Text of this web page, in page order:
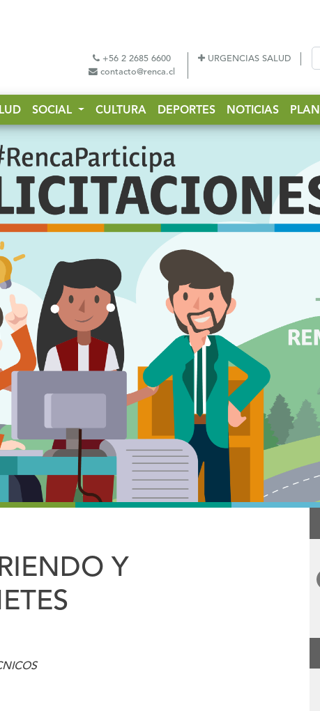
+56 2 2685 6600
contacto@renca.cl
URGENCIAS SALUD
SOCIAL CULTURA DEPORTES NOTICIAS
Y